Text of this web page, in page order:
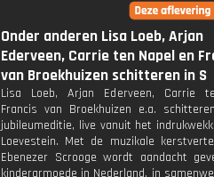
Onder anderen Lisa Loeb, Arjan
Ederveen, Carrie ten Napel en
van Broekhuizen schitteren in S
Lisa Loeb, Arjan Ederveen, Carrie
Francis van Broekhuizen e.a.
jubileumeditie, live vanuit het
Loevestein. Met de muzikale
Ebenezer Scrooge wordt aandacht
kinderarmoede in Nederland, in